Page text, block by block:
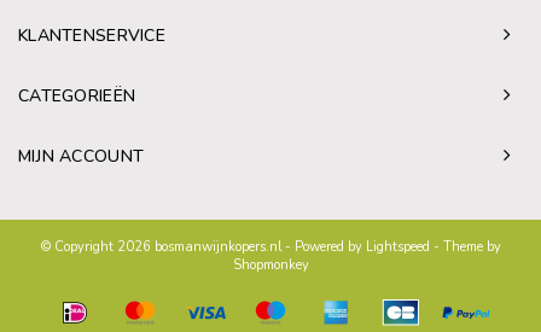
KLANTENSERVICE
CATEGORIEËN
MIJN ACCOUNT
© Copyright 2026 bosmanwijnkopers.nl - Powered by Lightspeed - Theme by
Shopmonkey